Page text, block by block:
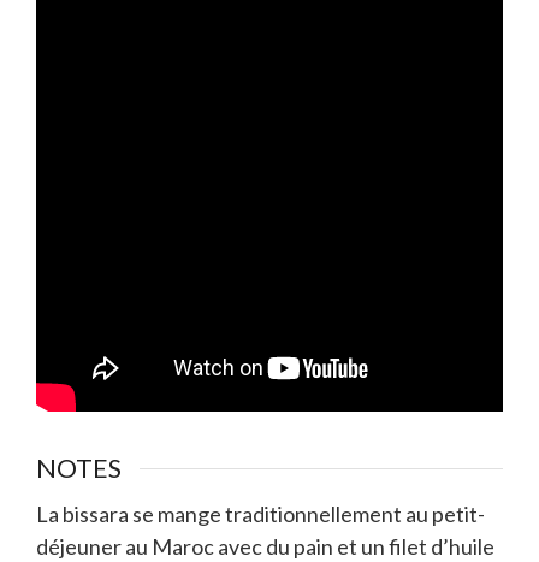
NOTES
La bissara se mange traditionnellement au petit-
déjeuner au Maroc avec du pain et un filet d’huile